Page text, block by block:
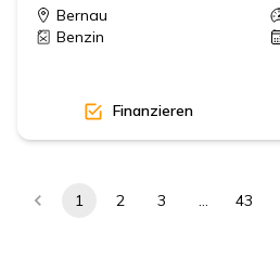
Bernau
Benzin
Finanzieren
1 2 3 … 43